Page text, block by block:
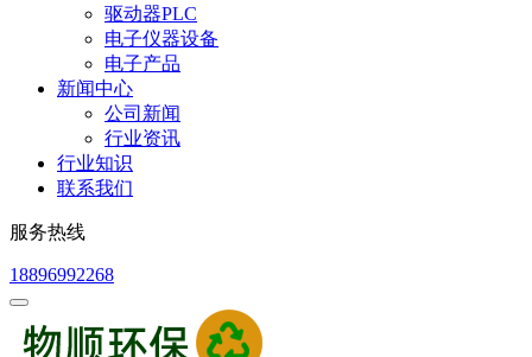
驱动器PLC
电子仪器设备
电子产品
新闻中心
公司新闻
行业资讯
行业知识
联系我们
服务热线
18896992268